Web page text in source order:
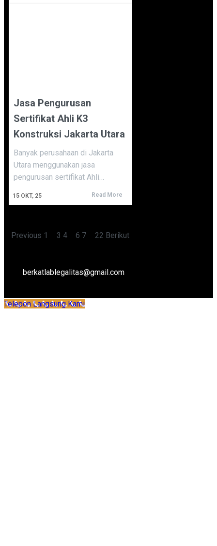
Jasa Pengurusan
Sertifikat Ahli K3
Konstruksi Jakarta Utara
15 OKT, 25
Banyak perusahaan di Jakarta
Utara menggunakan jasa
pengurusan sertifikat Ahli…
Read More
Previous 1 3 4 6 7 22 Berikut
berkatlablegalitas@gmail.com
Telepon Langsung Kami